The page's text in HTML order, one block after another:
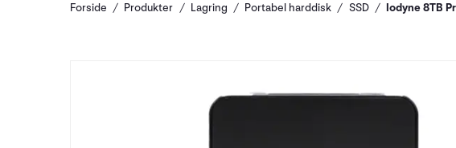
Forside Produkter Lagring Portabel harddisk SSD Iodyne 8TB